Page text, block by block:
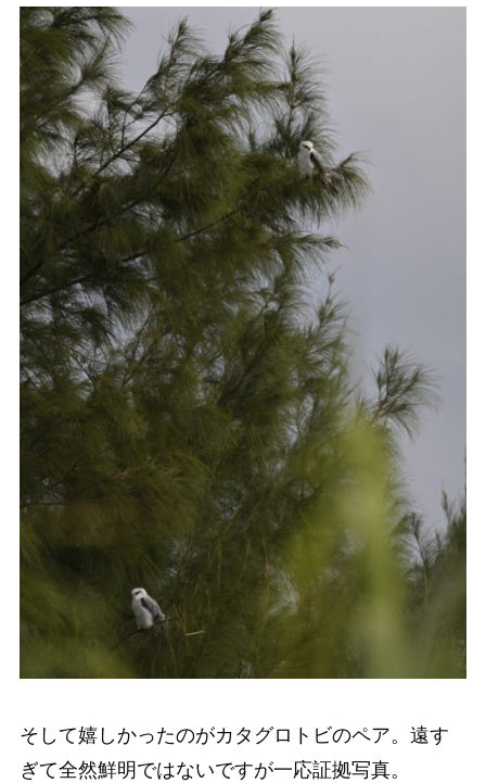
そして嬉しかったのがカタグロトビのペア。遠す
ぎて全然鮮明ではないですが一応証拠写真。